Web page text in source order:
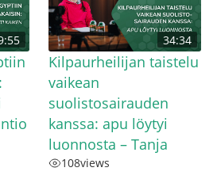
34:34
Kilpaurheilijan taistelu
vaikean
suolistosairauden
kanssa: apu löytyi
luonnosta – Tanja
108views